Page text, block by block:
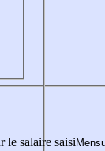
le salaire saisi